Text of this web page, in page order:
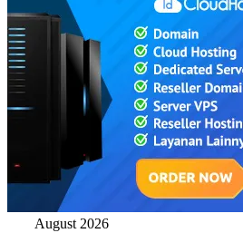
August 2026